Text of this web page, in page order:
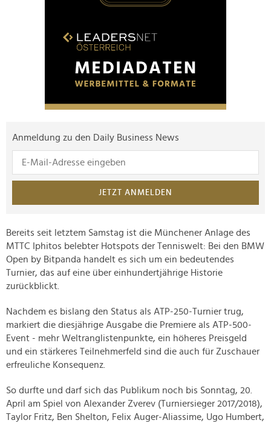
Anmeldung zu den Daily Business News
JETZT ANMELDEN
Bereits seit letztem Samstag ist die Münchener Anlage des
MTTC Iphitos belebter Hotspots der Tenniswelt: Bei den BMW
Open by Bitpanda handelt es sich um ein bedeutendes
Turnier, das auf eine über einhundertjährige Historie
zurückblickt.
Nachdem es bislang den Status als ATP-250-Turnier trug,
markiert die diesjährige Ausgabe die Premiere als ATP-500-
Event - mehr Weltranglistenpunkte, ein höheres Preisgeld
und ein stärkeres Teilnehmerfeld sind die auch für Zuschauer
erfreuliche Konsequenz.
So durfte und darf sich das Publikum noch bis Sonntag, 20.
April am Spiel von Alexander Zverev (Turniersieger 2017/2018),
Taylor Fritz, Ben Shelton, Felix Auger-Aliassime, Ugo Humbert,